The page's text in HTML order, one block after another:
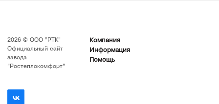
2026 © ООО "РТК"
Официальный сайт
завода
"Ростеплокомфорт"
Компания
Информация
Помощь